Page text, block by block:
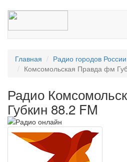
Главная Радио городов России
Комсомольская Правда фм
Радио
Губкин 88.2 FM